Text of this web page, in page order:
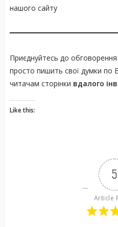
Прогнози щодо
нашого сайту
Приєднуйтесь до
просто пишить свої думки по
читачам сторінки вдалого
Like this:
5
Article